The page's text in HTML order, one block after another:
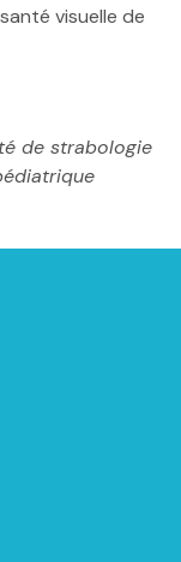
visuelle de
de strabologie